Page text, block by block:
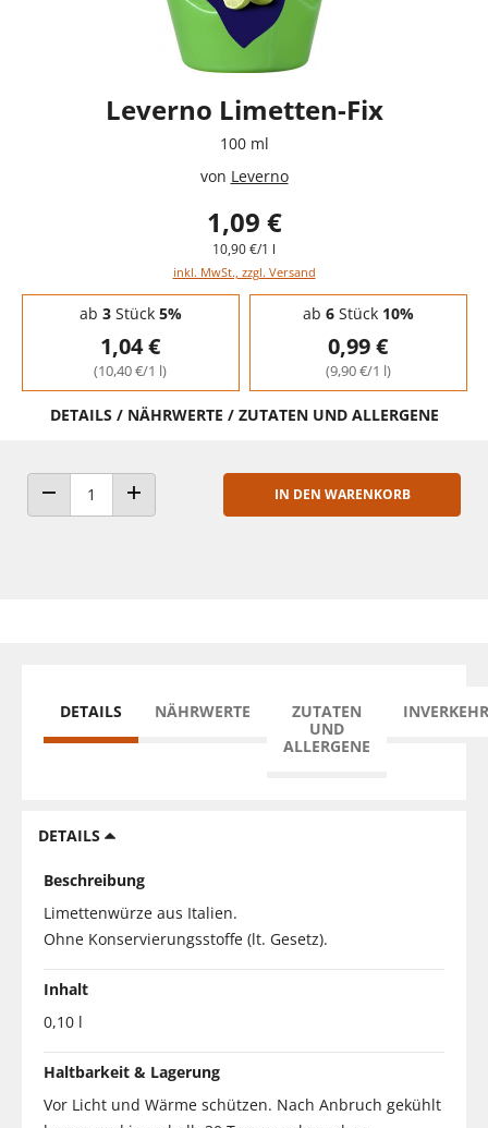
Leverno Limetten-Fix
100 ml
von Leverno
1,09 €
10,90 €/1 l
inkl. MwSt., zzgl. Versand
Staffelpreise - Mengenrabatt
ab 3Stück 5%
1,04 €
(10,40 €/1 l)
ab 6Stück 10%
0,99 €
(9,90 €/1 l)
DETAILS / NÄHRWERTE / ZUTATEN UND ALLERGENE
ANZAHL VERRINGERNANZAHL ERHÖHEN
IN DEN WARENKORB
DETAILS NÄHRWERTE
ZUTATEN
UND
ALLERGENE
DETAILS
Beschreibung
Limettenwürze aus Italien.
Ohne Konservierungsstoffe (lt. Gesetz).
Inhalt
0,10 l
Haltbarkeit & Lagerung
Vor Licht und Wärme schützen. Nach Anbruch gekühlt